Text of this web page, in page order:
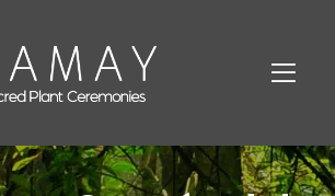
Amenidades